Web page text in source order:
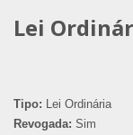
Lei
Tipo: Lei Ordinária
Revogada: Sim